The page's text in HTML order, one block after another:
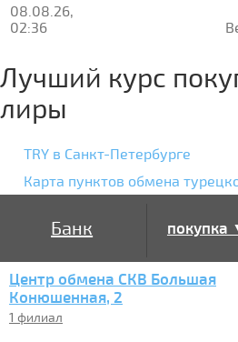
08.08.26,
02:36
Лучший курс
лиры
TRY в Санкт-Петербурге
Карта пунктов обмена
Банк покупка
Центр обмена СКВ Большая
Конюшенная, 2
1 филиал